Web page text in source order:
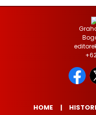
HOME